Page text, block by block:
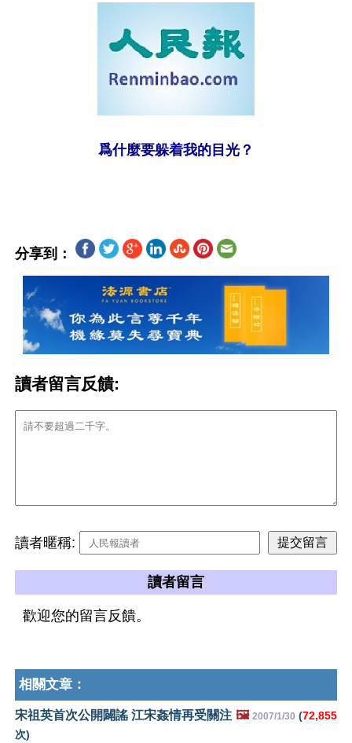
爲什麼要躲着我的目光？
分享到：
讀者留言反饋:
讀者暱稱:
讀者留言
歡迎您的留言反饋。
相關文章：
宋祖英首次公開闢謠 江宋姦情再受關注 🖼️ 2007/1/30 (72,855
次)